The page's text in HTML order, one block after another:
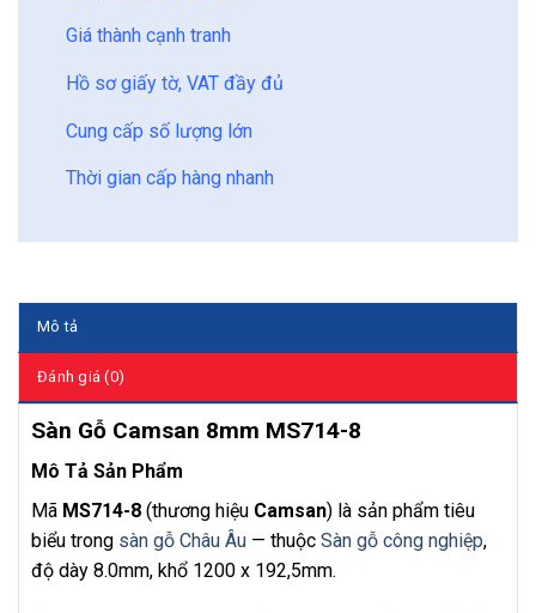
Giá thành cạnh tranh
Hồ sơ giấy tờ, VAT đầy đủ
Cung cấp số lượng lớn
Thời gian cấp hàng nhanh
Mô tả
Đánh giá (0)
Sàn Gỗ Camsan 8mm MS714-8
Mô Tả Sản Phẩm
Mã MS714-8 (thương hiệu Camsan) là sản phẩm tiêu
biểu trong sàn gỗ Châu Âu — thuộc Sàn gỗ công nghiệp,
độ dày 8.0mm, khổ 1200 x 192,5mm.